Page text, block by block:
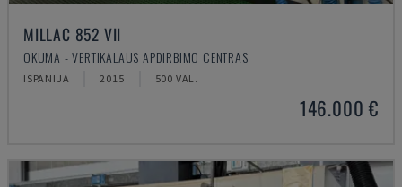
MILLAC 852 VII
OKUMA - VERTIKALAUS APDIRBIMO CENTRAS
ISPANIJA 2015 500 VAL.
146.000 €